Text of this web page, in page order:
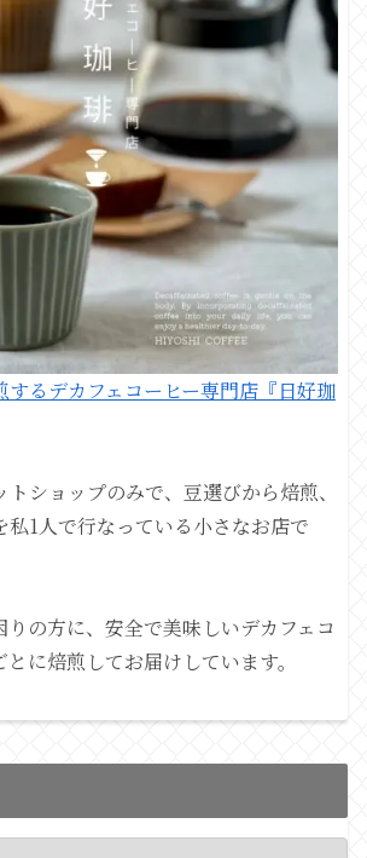
するデカフェコーヒー専門店『日好珈
ショップのみで、豆選びから焙煎、
私1人で行なっている小さなお店で
りの方に、安全で美味しいデカフェコ
に焙煎してお届けしています。